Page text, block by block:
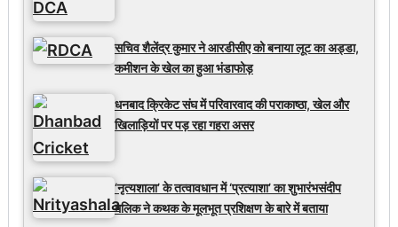
सचिव शैलेंद्र कुमार ने आरडीसीए को बनाया लूट का अड्डा,
कमीशन के खेल का हुआ भंडाफोड़
धनबाद क्रिकेट संघ में परिवारवाद की पराकाष्ठा, खेल और
खिलाड़ियों पर पड़ रहा गहरा असर
‘नृत्यशाला’ के तत्वावधान में ‘प्रत्याशा’ का शुभारंभसंदीप
मलिक ने कथक के मूलभूत प्रशिक्षण के बारे में बताया